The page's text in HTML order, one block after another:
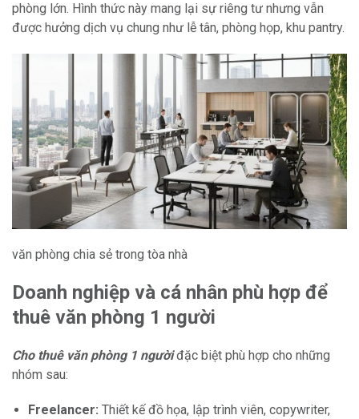
phòng lớn. Hình thức này mang lại sự riêng tư nhưng vẫn
được hưởng dịch vụ chung như lễ tân, phòng họp, khu pantry.
văn phòng chia sẻ trong tòa nhà
Doanh nghiệp và cá nhân phù hợp để
thuê văn phòng 1 người
Cho thuê văn phòng 1 ngườiđặc biệt phù hợp cho những
nhóm sau:
Freelancer: Thiết kế đồ họa, lập trình viên, copywriter,